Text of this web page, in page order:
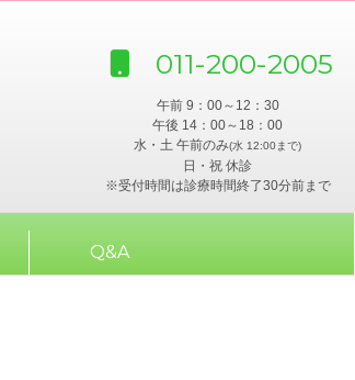
011-200-2005
午前 9：00～12：30
午後 14：00～18：00
水・土 午前のみ(水 12:00まで)
日・祝 休診
※受付時間は診療時間終了30分前まで
Q&A